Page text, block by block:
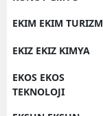
EKIM EKIM TURIZM
EKIZ EKIZ KIMYA
EKOS EKOS
TEKNOLOJI